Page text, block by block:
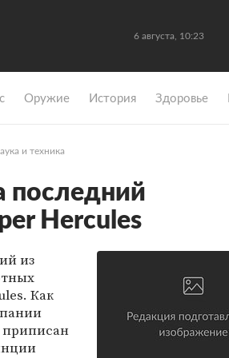
6 августа, 10:23
Оружие История Здоровье
и техника
последний
Hercules
из
Как
приписан